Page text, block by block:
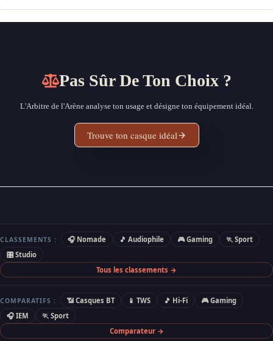
Pas Sûr De Ton Choix ?
L'Arbitre de l'Arène analyse ton usage et désigne ton équipement idéal.
Trouve ton casque idéal
CLASSEMENTS : 🎧 Nomade 🎵 Audiophile 🎮 Gaming
🏃 Sport
🎛 Studio
Tous les classements →
COMPARATIFS : 📶 Casques BT 📱 TWS 🎵 Hi-Fi
🎮 Gaming
🎧 IEM
🏃 Sport
Comparateur →